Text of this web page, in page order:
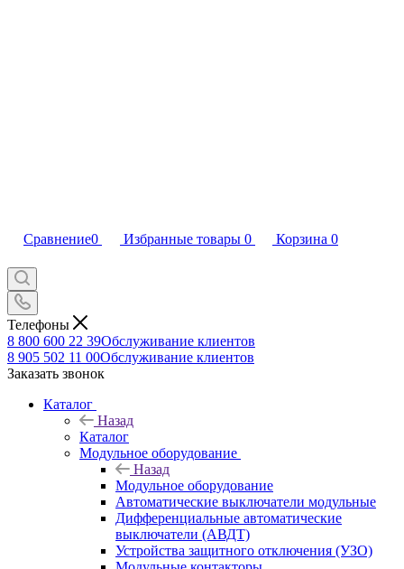
Сравнение0 Избранные товары 0 Корзина 0
Телефоны
8 800 600 22 39Обслуживание клиентов
8 905 502 11 00Обслуживание клиентов
Заказать звонок
Каталог
Назад
Каталог
Модульное оборудование
Назад
Модульное оборудование
Автоматические выключатели модульные
Дифференциальные автоматические
выключатели (АВДТ)
Устройства защитного отключения (УЗО)